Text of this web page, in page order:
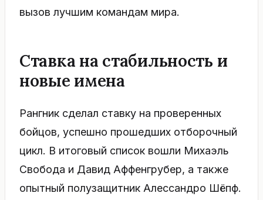
вызов лучшим командам мира.
Ставка на стабильность и
новые имена
Рангник сделал ставку на проверенных
бойцов, успешно прошедших отборочный
цикл. В итоговый список вошли Михаэль
Свобода и Давид Аффенгрубер, а также
опытный полузащитник Алессандро Шёпф.